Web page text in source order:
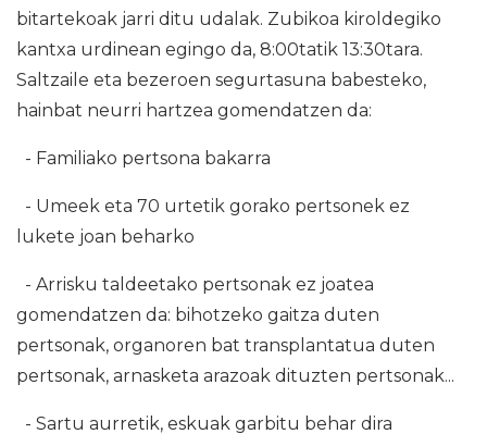
bitartekoak jarri ditu udalak. Zubikoa kiroldegiko
kantxa urdinean egingo da, 8:00tatik 13:30tara.
Saltzaile eta bezeroen segurtasuna babesteko,
hainbat neurri hartzea gomendatzen da:
- Familiako pertsona bakarra
- Umeek eta 70 urtetik gorako pertsonek ez
lukete joan beharko
- Arrisku taldeetako pertsonak ez joatea
gomendatzen da: bihotzeko gaitza duten
pertsonak, organoren bat transplantatua duten
pertsonak, arnasketa arazoak dituzten pertsonak...
- Sartu aurretik, eskuak garbitu behar dira